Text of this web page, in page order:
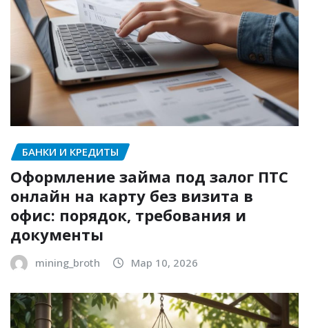
БАНКИ И КРЕДИТЫ
Оформление займа под залог ПТС
онлайн на карту без визита в
офис: порядок, требования и
документы
mining_broth Мар 10, 2026